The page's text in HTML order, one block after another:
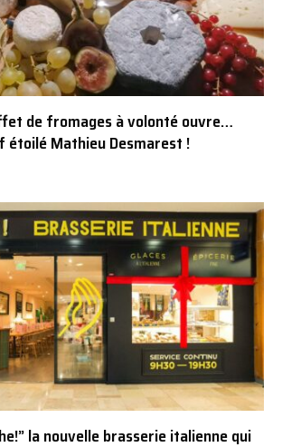
de fromages à volonté ouvre…
étoilé Mathieu Desmarest !
la nouvelle brasserie italienne qui